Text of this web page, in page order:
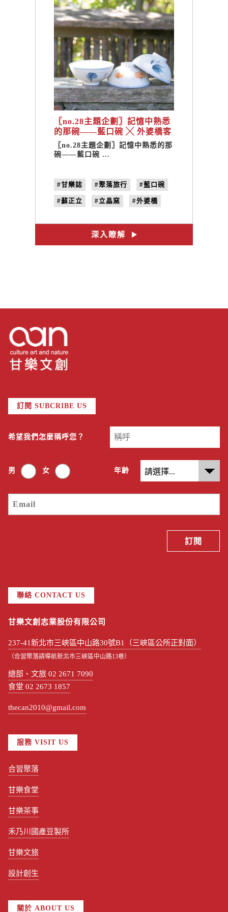
〖no.28主題企劃〗記憶中熟悉
的那碗——藍口碗 ╳ 外婆橋客
家菜
〖no.28主題企劃〗記憶中熟悉的那
碗——藍口碗 ...
#甘樂誌 #聚落旅行 #藍口碗
#蘇正立 #立晶窯 #​外婆橋
#到在地人家吃一碗
深入瞭解
訂閱 SUBCRIBE US
希望我們怎麼稱呼您？
男 女 年齡
聯絡 CONTACT US
甘樂文創志業股份有限公司
237-41新北市三峽區中山路30號B1（三峽區公所正對面）
（合習聚落請導航新北市三峽區中山路13巷）
總部、文旅 02 2671 7090
食堂 02 2673 1857
thecan2010@gmail.com
服務 VISIT US
合習聚落
甘樂食堂
甘樂茶事
禾乃川國產豆製所
甘樂文旅
設計創生
關於 ABOUT US